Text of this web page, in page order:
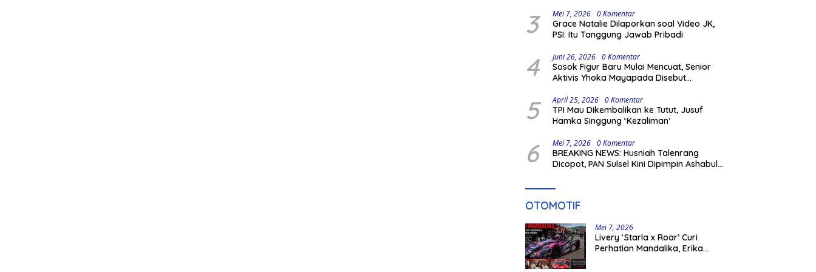
3 Mei 7, 2026 0 Komentar
Grace Natalie Dilaporkan soal Video JK,
PSI: Itu Tanggung Jawab Pribadi
4 Juni 26, 2026 0 Komentar
Sosok Figur Baru Mulai Mencuat, Senior
Aktivis Yhoka Mayapada Disebut
pada Pilkada 2029
5 April 25, 2026 0 Komentar
TPI Mau Dikembalikan ke Tutut, Jusuf
Hamka Singgung ‘Kezaliman’
6 Mei 7, 2026 0 Komentar
BREAKING NEWS: Husniah Talenrang
Dicopot, PAN Sulsel Kini Dipimpin Ashabul
OTOMOTIF
Mei 7, 2026
Livery ‘Starla x Roar’ Curi
Perhatian Mandalika, Erika